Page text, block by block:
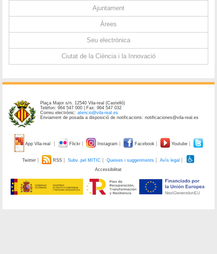
Ajuntament
Àrees
Seu electrònica
Ciutat de la Ciència i la Innovació
Plaça Major s/n. 12540 Vila-real (Castelló)
Telèfon: 964 547 000 | Fax: 964 547 032
Correu electrònic:atencio@vila-real.es
Enviament de posada a disposició de notificacions: notificaciones@vila-real.es
App Vila-real Flickr Instagram Facebook Youtube
Twitter RSS Subv. pel MITIC Queixes i suggeriments
Avís legal
Accessibilitat